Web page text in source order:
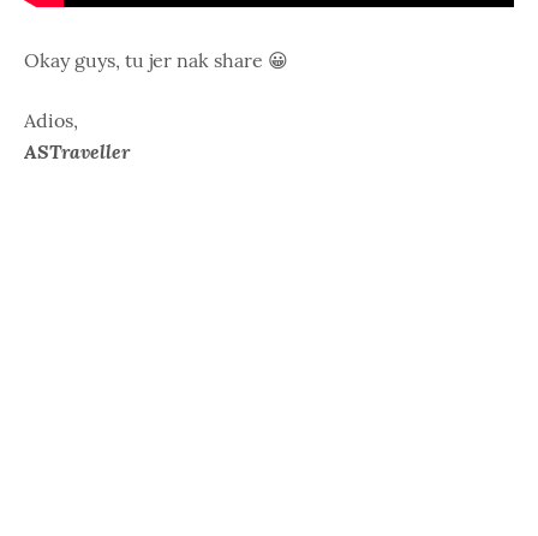
Okay guys, tu jer nak share 😀
Adios,
ASTraveller